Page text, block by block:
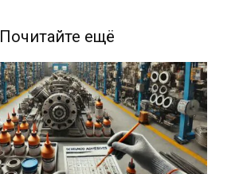
Почитайте ещё